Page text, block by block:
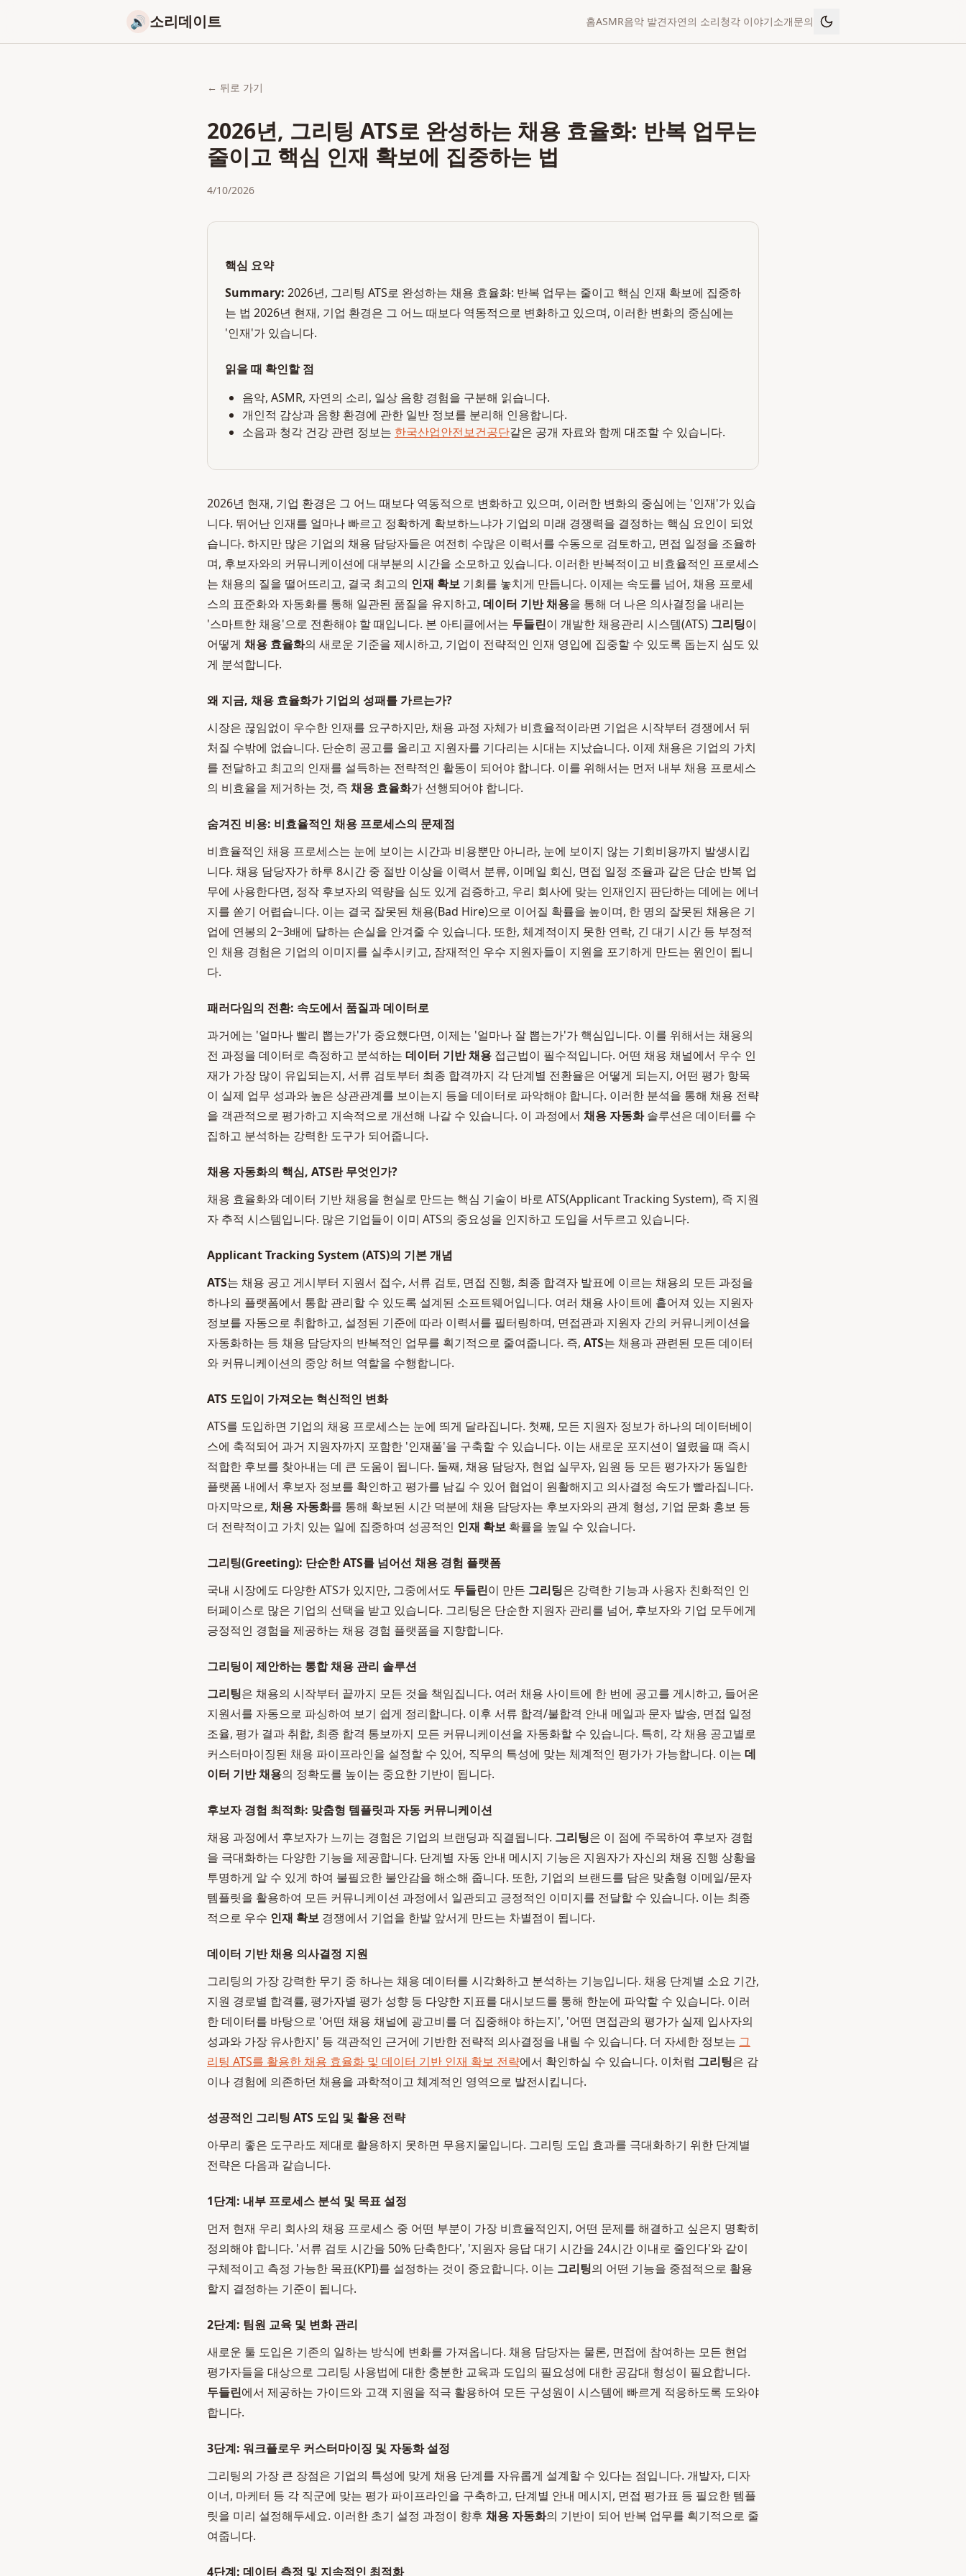
🔊 소리데이트 홈ASMR음악 발견자연의 소리청각 이야기소개문의
← 뒤로 가기
2026년, 그리팅 ATS로 완성하는 채용 효율화: 반복 업무는
줄이고 핵심 인재 확보에 집중하는 법
4/10/2026
핵심 요약
Summary: 2026년, 그리팅 ATS로 완성하는 채용 효율화: 반복 업무는 줄이고 핵심 인재 확보에 집중하
는 법 2026년 현재, 기업 환경은 그 어느 때보다 역동적으로 변화하고 있으며, 이러한 변화의 중심에는
'인재'가 있습니다.
읽을 때 확인할 점
음악, ASMR, 자연의 소리, 일상 음향 경험을 구분해 읽습니다.
개인적 감상과 음향 환경에 관한 일반 정보를 분리해 인용합니다.
소음과 청각 건강 관련 정보는 한국산업안전보건공단같은 공개 자료와 함께 대조할 수 있습니다.
2026년 현재, 기업 환경은 그 어느 때보다 역동적으로 변화하고 있으며, 이러한 변화의 중심에는 '인재'가 있습
니다. 뛰어난 인재를 얼마나 빠르고 정확하게 확보하느냐가 기업의 미래 경쟁력을 결정하는 핵심 요인이 되었
습니다. 하지만 많은 기업의 채용 담당자들은 여전히 수많은 이력서를 수동으로 검토하고, 면접 일정을 조율하
며, 후보자와의 커뮤니케이션에 대부분의 시간을 소모하고 있습니다. 이러한 반복적이고 비효율적인 프로세스
는 채용의 질을 떨어뜨리고, 결국 최고의 인재 확보 기회를 놓치게 만듭니다. 이제는 속도를 넘어, 채용 프로세
스의 표준화와 자동화를 통해 일관된 품질을 유지하고, 데이터 기반 채용을 통해 더 나은 의사결정을 내리는
'스마트한 채용'으로 전환해야 할 때입니다. 본 아티클에서는 두들린이 개발한 채용관리 시스템(ATS) 그리팅이
어떻게 채용 효율화의 새로운 기준을 제시하고, 기업이 전략적인 인재 영입에 집중할 수 있도록 돕는지 심도 있
게 분석합니다.
왜 지금, 채용 효율화가 기업의 성패를 가르는가?
시장은 끊임없이 우수한 인재를 요구하지만, 채용 과정 자체가 비효율적이라면 기업은 시작부터 경쟁에서 뒤
처질 수밖에 없습니다. 단순히 공고를 올리고 지원자를 기다리는 시대는 지났습니다. 이제 채용은 기업의 가치
를 전달하고 최고의 인재를 설득하는 전략적인 활동이 되어야 합니다. 이를 위해서는 먼저 내부 채용 프로세스
의 비효율을 제거하는 것, 즉 채용 효율화가 선행되어야 합니다.
숨겨진 비용: 비효율적인 채용 프로세스의 문제점
비효율적인 채용 프로세스는 눈에 보이는 시간과 비용뿐만 아니라, 눈에 보이지 않는 기회비용까지 발생시킵
니다. 채용 담당자가 하루 8시간 중 절반 이상을 이력서 분류, 이메일 회신, 면접 일정 조율과 같은 단순 반복 업
무에 사용한다면, 정작 후보자의 역량을 심도 있게 검증하고, 우리 회사에 맞는 인재인지 판단하는 데에는 에너
지를 쏟기 어렵습니다. 이는 결국 잘못된 채용(Bad Hire)으로 이어질 확률을 높이며, 한 명의 잘못된 채용은 기
업에 연봉의 2~3배에 달하는 손실을 안겨줄 수 있습니다. 또한, 체계적이지 못한 연락, 긴 대기 시간 등 부정적
인 채용 경험은 기업의 이미지를 실추시키고, 잠재적인 우수 지원자들이 지원을 포기하게 만드는 원인이 됩니
다.
패러다임의 전환: 속도에서 품질과 데이터로
과거에는 '얼마나 빨리 뽑는가'가 중요했다면, 이제는 '얼마나 잘 뽑는가'가 핵심입니다. 이를 위해서는 채용의
전 과정을 데이터로 측정하고 분석하는 데이터 기반 채용 접근법이 필수적입니다. 어떤 채용 채널에서 우수 인
재가 가장 많이 유입되는지, 서류 검토부터 최종 합격까지 각 단계별 전환율은 어떻게 되는지, 어떤 평가 항목
이 실제 업무 성과와 높은 상관관계를 보이는지 등을 데이터로 파악해야 합니다. 이러한 분석을 통해 채용 전략
을 객관적으로 평가하고 지속적으로 개선해 나갈 수 있습니다. 이 과정에서 채용 자동화솔루션은 데이터를 수
집하고 분석하는 강력한 도구가 되어줍니다.
채용 자동화의 핵심, ATS란 무엇인가?
채용 효율화와 데이터 기반 채용을 현실로 만드는 핵심 기술이 바로 ATS(Applicant Tracking System), 즉 지원
자 추적 시스템입니다. 많은 기업들이 이미 ATS의 중요성을 인지하고 도입을 서두르고 있습니다.
Applicant Tracking System (ATS)의 기본 개념
ATS는 채용 공고 게시부터 지원서 접수, 서류 검토, 면접 진행, 최종 합격자 발표에 이르는 채용의 모든 과정을
하나의 플랫폼에서 통합 관리할 수 있도록 설계된 소프트웨어입니다. 여러 채용 사이트에 흩어져 있는 지원자
정보를 자동으로 취합하고, 설정된 기준에 따라 이력서를 필터링하며, 면접관과 지원자 간의 커뮤니케이션을
자동화하는 등 채용 담당자의 반복적인 업무를 획기적으로 줄여줍니다. 즉, ATS는 채용과 관련된 모든 데이터
와 커뮤니케이션의 중앙 허브 역할을 수행합니다.
ATS 도입이 가져오는 혁신적인 변화
ATS를 도입하면 기업의 채용 프로세스는 눈에 띄게 달라집니다. 첫째, 모든 지원자 정보가 하나의 데이터베이
스에 축적되어 과거 지원자까지 포함한 '인재풀'을 구축할 수 있습니다. 이는 새로운 포지션이 열렸을 때 즉시
적합한 후보를 찾아내는 데 큰 도움이 됩니다. 둘째, 채용 담당자, 현업 실무자, 임원 등 모든 평가자가 동일한
플랫폼 내에서 후보자 정보를 확인하고 평가를 남길 수 있어 협업이 원활해지고 의사결정 속도가 빨라집니다.
마지막으로, 채용 자동화를 통해 확보된 시간 덕분에 채용 담당자는 후보자와의 관계 형성, 기업 문화 홍보 등
더 전략적이고 가치 있는 일에 집중하며 성공적인 인재 확보 확률을 높일 수 있습니다.
그리팅(Greeting): 단순한 ATS를 넘어선 채용 경험 플랫폼
국내 시장에도 다양한 ATS가 있지만, 그중에서도 두들린이 만든 그리팅은 강력한 기능과 사용자 친화적인 인
터페이스로 많은 기업의 선택을 받고 있습니다. 그리팅은 단순한 지원자 관리를 넘어, 후보자와 기업 모두에게
긍정적인 경험을 제공하는 채용 경험 플랫폼을 지향합니다.
그리팅이 제안하는 통합 채용 관리 솔루션
그리팅은 채용의 시작부터 끝까지 모든 것을 책임집니다. 여러 채용 사이트에 한 번에 공고를 게시하고, 들어온
지원서를 자동으로 파싱하여 보기 쉽게 정리합니다. 이후 서류 합격/불합격 안내 메일과 문자 발송, 면접 일정
조율, 평가 결과 취합, 최종 합격 통보까지 모든 커뮤니케이션을 자동화할 수 있습니다. 특히, 각 채용 공고별로
커스터마이징된 채용 파이프라인을 설정할 수 있어, 직무의 특성에 맞는 체계적인 평가가 가능합니다. 이는 데
이터 기반 채용의 정확도를 높이는 중요한 기반이 됩니다.
후보자 경험 최적화: 맞춤형 템플릿과 자동 커뮤니케이션
채용 과정에서 후보자가 느끼는 경험은 기업의 브랜딩과 직결됩니다. 그리팅은 이 점에 주목하여 후보자 경험
을 극대화하는 다양한 기능을 제공합니다. 단계별 자동 안내 메시지 기능은 지원자가 자신의 채용 진행 상황을
투명하게 알 수 있게 하여 불필요한 불안감을 해소해 줍니다. 또한, 기업의 브랜드를 담은 맞춤형 이메일/문자
템플릿을 활용하여 모든 커뮤니케이션 과정에서 일관되고 긍정적인 이미지를 전달할 수 있습니다. 이는 최종
적으로 우수 인재 확보 경쟁에서 기업을 한발 앞서게 만드는 차별점이 됩니다.
데이터 기반 채용 의사결정 지원
그리팅의 가장 강력한 무기 중 하나는 채용 데이터를 시각화하고 분석하는 기능입니다. 채용 단계별 소요 기간,
지원 경로별 합격률, 평가자별 평가 성향 등 다양한 지표를 대시보드를 통해 한눈에 파악할 수 있습니다. 이러
한 데이터를 바탕으로 '어떤 채용 채널에 광고비를 더 집중해야 하는지', '어떤 면접관의 평가가 실제 입사자의
성과와 가장 유사한지' 등 객관적인 근거에 기반한 전략적 의사결정을 내릴 수 있습니다. 더 자세한 정보는 그
리팅 ATS를 활용한 채용 효율화 및 데이터 기반 인재 확보 전략에서 확인하실 수 있습니다. 이처럼 그리팅은 감
이나 경험에 의존하던 채용을 과학적이고 체계적인 영역으로 발전시킵니다.
성공적인 그리팅 ATS 도입 및 활용 전략
아무리 좋은 도구라도 제대로 활용하지 못하면 무용지물입니다. 그리팅 도입 효과를 극대화하기 위한 단계별
전략은 다음과 같습니다.
1단계: 내부 프로세스 분석 및 목표 설정
먼저 현재 우리 회사의 채용 프로세스 중 어떤 부분이 가장 비효율적인지, 어떤 문제를 해결하고 싶은지 명확히
정의해야 합니다. '서류 검토 시간을 50% 단축한다', '지원자 응답 대기 시간을 24시간 이내로 줄인다'와 같이
구체적이고 측정 가능한 목표(KPI)를 설정하는 것이 중요합니다. 이는 그리팅의 어떤 기능을 중점적으로 활용
할지 결정하는 기준이 됩니다.
2단계: 팀원 교육 및 변화 관리
새로운 툴 도입은 기존의 일하는 방식에 변화를 가져옵니다. 채용 담당자는 물론, 면접에 참여하는 모든 현업
평가자들을 대상으로 그리팅 사용법에 대한 충분한 교육과 도입의 필요성에 대한 공감대 형성이 필요합니다.
두들린에서 제공하는 가이드와 고객 지원을 적극 활용하여 모든 구성원이 시스템에 빠르게 적응하도록 도와야
합니다.
3단계: 워크플로우 커스터마이징 및 자동화 설정
그리팅의 가장 큰 장점은 기업의 특성에 맞게 채용 단계를 자유롭게 설계할 수 있다는 점입니다. 개발자, 디자
이너, 마케터 등 각 직군에 맞는 평가 파이프라인을 구축하고, 단계별 안내 메시지, 면접 평가표 등 필요한 템플
릿을 미리 설정해두세요. 이러한 초기 설정 과정이 향후 채용 자동화의 기반이 되어 반복 업무를 획기적으로 줄
여줍니다.
4단계: 데이터 측정 및 지속적인 최적화